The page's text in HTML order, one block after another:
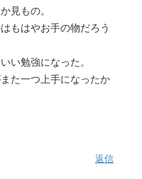
見もの。
もはやお手の物だろう
い勉強になった。
た一つ上手になったか
返信